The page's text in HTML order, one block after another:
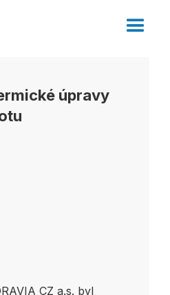
úpravy
CZ a.s. byl